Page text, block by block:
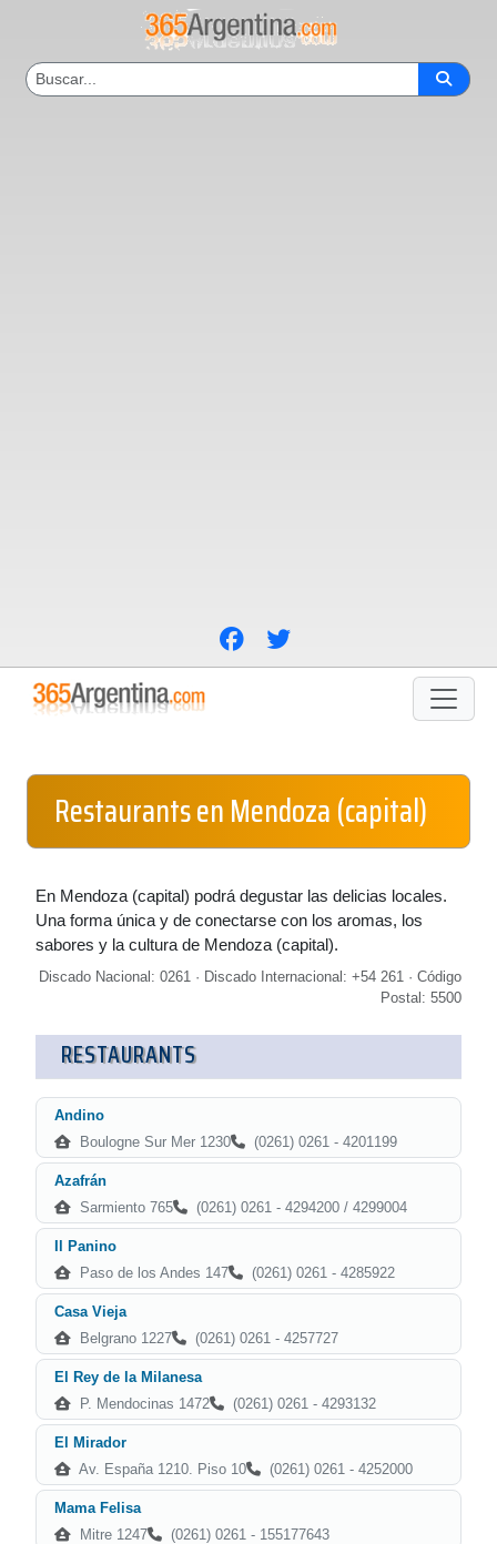
Restaurants en Mendoza (capital)
En Mendoza (capital) podrá degustar las delicias locales.
Una forma única y de conectarse con los aromas, los
sabores y la cultura de Mendoza (capital).
Discado Nacional: 0261 · Discado Internacional: +54 261 · Código
Postal: 5500
RESTAURANTS
Andino
Boulogne Sur Mer 1230
(0261) 0261 - 4201199
Azafrán
Sarmiento 765
(0261) 0261 - 4294200 / 4299004
Il Panino
Paso de los Andes 147
(0261) 0261 - 4285922
Casa Vieja
Belgrano 1227
(0261) 0261 - 4257727
El Rey de la Milanesa
P. Mendocinas 1472
(0261) 0261 - 4293132
El Mirador
Av. España 1210. Piso 10
(0261) 0261 - 4252000
Mama Felisa
Mitre 1247
(0261) 0261 - 155177643